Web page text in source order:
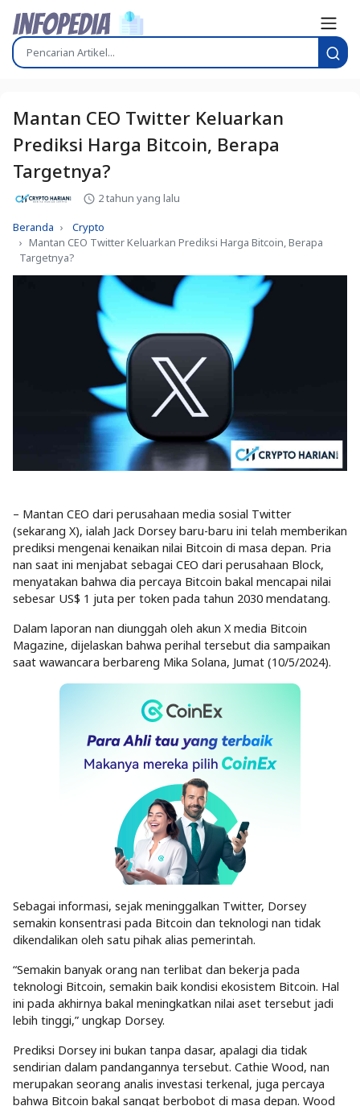
Mantan CEO Twitter Keluarkan
Prediksi Harga Bitcoin, Berapa
Targetnya?
2 tahun yang lalu
Beranda
Crypto
Mantan CEO Twitter Keluarkan Prediksi Harga Bitcoin, Berapa
Targetnya?
– Mantan CEO dari perusahaan media sosial Twitter
(sekarang X), ialah Jack Dorsey baru-baru ini telah memberikan
prediksi mengenai kenaikan nilai Bitcoin di masa depan. Pria
nan saat ini menjabat sebagai CEO dari perusahaan Block,
menyatakan bahwa dia percaya Bitcoin bakal mencapai nilai
sebesar US$ 1 juta per token pada tahun 2030 mendatang.
Dalam laporan nan diunggah oleh akun X media Bitcoin
Magazine, dijelaskan bahwa perihal tersebut dia sampaikan
saat wawancara berbareng Mika Solana, Jumat (10/5/2024).
Sebagai informasi, sejak meninggalkan Twitter, Dorsey
semakin konsentrasi pada Bitcoin dan teknologi nan tidak
dikendalikan oleh satu pihak alias pemerintah.
“Semakin banyak orang nan terlibat dan bekerja pada
teknologi Bitcoin, semakin baik kondisi ekosistem Bitcoin. Hal
ini pada akhirnya bakal meningkatkan nilai aset tersebut jadi
lebih tinggi,” ungkap Dorsey.
Prediksi Dorsey ini bukan tanpa dasar, apalagi dia tidak
sendirian dalam pandangannya tersebut. Cathie Wood, nan
merupakan seorang analis investasi terkenal, juga percaya
bahwa Bitcoin bakal sangat berbobot di masa depan. Wood